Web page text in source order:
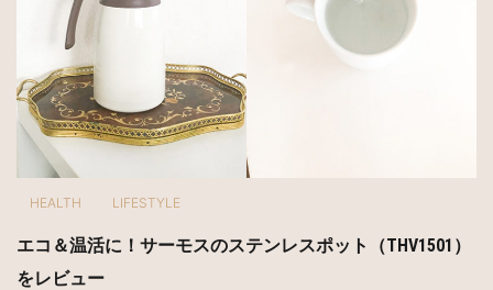
HEALTH LIFESTYLE
エコ＆温活に！サーモスのステンレスポット（THV1501）
をレビュー